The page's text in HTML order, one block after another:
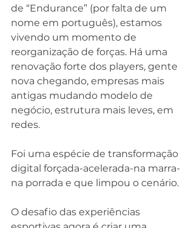
de “Endurance” (por falta de um
nome em português), estamos
vivendo um momento de
reorganização de forças. Há uma
renovação forte dos players, gente
nova chegando, empresas mais
antigas mudando modelo de
negócio, estrutura mais leves, em
redes.
Foi uma espécie de transformação
digital forçada-acelerada-na marra-
na porrada e que limpou o cenário.
O desafio das experiências